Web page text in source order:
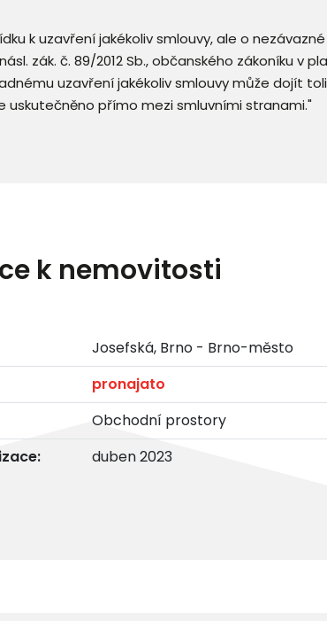
k uzavření jakékoliv smlouvy, ale o
násl. zák. č. 89/2012 Sb., občanského zákoníku
uzavření jakékoliv smlouvy může dojít
uskutečněno přímo mezi smluvními stranami."
k nemovitosti
Josefská, Brno - Brno-město
pronajato
Obchodní prostory
duben 2023